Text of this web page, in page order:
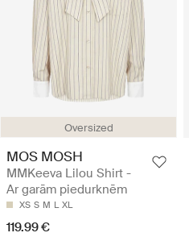
Oversized
MOS MOSH
MMKeeva Lilou Shirt -
Ar garām piedurknēm
XS S M L XL
119.99 €